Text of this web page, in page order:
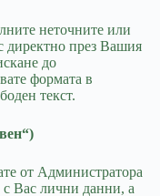
неточните или
директно през Вашия
до
формата в
текст.
от Администратора
с Вас лични данни, а